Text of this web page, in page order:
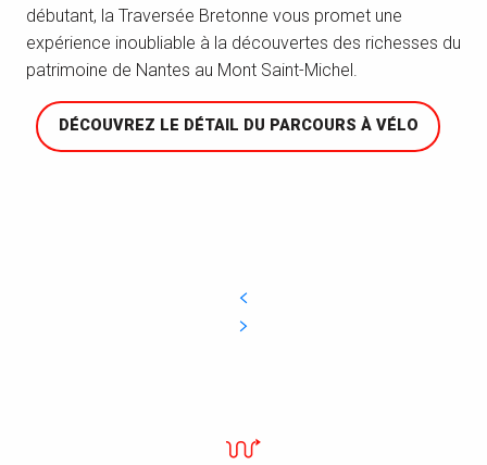
débutant, la Traversée Bretonne vous promet une
expérience inoubliable à la découvertes des richesses du
patrimoine de Nantes au Mont Saint-Michel.
DÉCOUVREZ LE DÉTAIL DU PARCOURS À VÉLO